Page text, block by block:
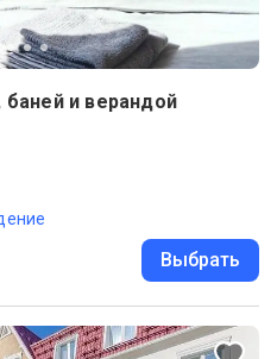
и верандой
Выбрать